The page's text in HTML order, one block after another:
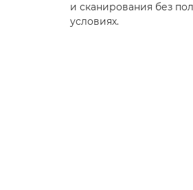
и сканирования без
условиях.